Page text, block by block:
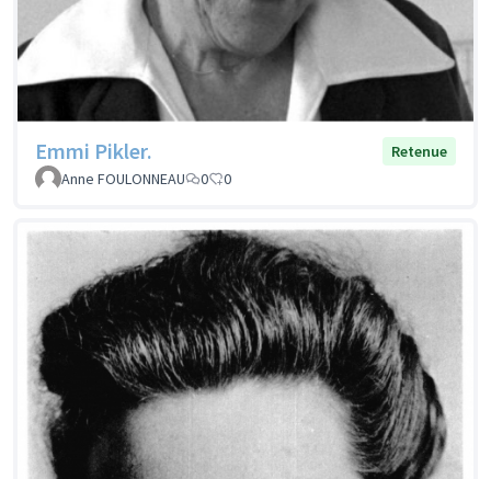
Emmi Pikler.
Retenue
Anne FOULONNEAU
0 0